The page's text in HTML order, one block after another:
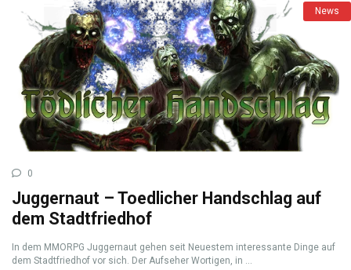
News
0
Juggernaut – Toedlicher Handschlag auf
dem Stadtfriedhof
In dem MMORPG Juggernaut gehen seit Neuestem interessante Dinge auf
dem Stadtfriedhof vor sich. Der Aufseher Wortigen, in ...